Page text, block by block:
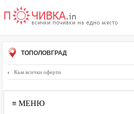
ТОПОЛОВГРАД
Към всички оферти
≡ МЕНЮ